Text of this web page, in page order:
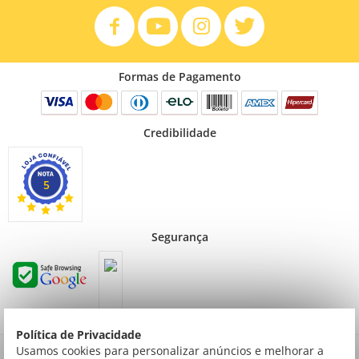
Política de Privacidade
Usamos cookies para personalizar anúncios e melhorar a
Formas de Pagamento
Credibilidade
5
Segurança
Preços válidos para consumidor final não contribuinte. Preços exclusivos para compras